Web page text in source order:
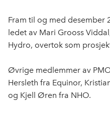
Fram til og med desember
ledet av Mari Grooss
Hydro, overtok som
Øvrige medlemmer av
Hersleth fra Equinor,
og Kjell Øren fra NHO.